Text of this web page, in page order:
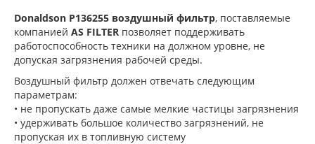
Donaldson P136255 воздушный фильтр, поставляемые
компанией AS FILTER позволяет поддерживать
работоспособность техники на должном уровне, не
допуская загрязнения рабочей среды.
Воздушный фильтр должен отвечать следующим
параметрам:
• не пропускать даже самые мелкие частицы загрязнения
• удерживать большое количество загрязнений, не
пропуская их в топливную систему